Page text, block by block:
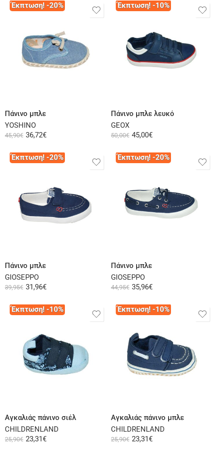
Έκπτωση! -20%
Πάνινο μπλε
YOSHINO
45,90€ 36,72€
Έκπτωση! -10%
Πάνινο μπλε λευκό
GEOX
50,00€ 45,00€
Έκπτωση! -20%
Πάνινο μπλε
GIOSEPPO
39,95€ 31,96€
Έκπτωση! -20%
Πάνινο μπλε
GIOSEPPO
44,95€ 35,96€
Έκπτωση! -10%
Αγκαλιάς πάνινο σιέλ
CHILDRENLAND
25,90€ 23,31€
Έκπτωση! -10%
Αγκαλιάς πάνινο μπλε
CHILDRENLAND
25,90€ 23,31€